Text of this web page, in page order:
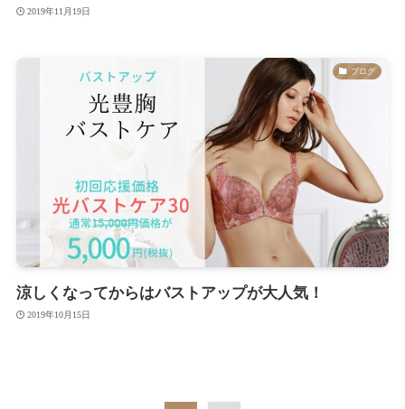
2019年11月19日
ブログ
涼しくなってからはバストアップが大人気！
2019年10月15日